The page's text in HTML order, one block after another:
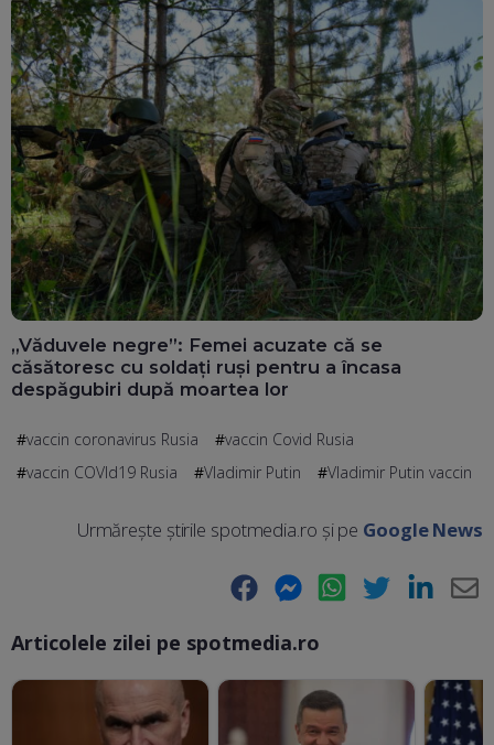
„Văduvele negre”: Femei acuzate că se
căsătoresc cu soldați ruși pentru a încasa
despăgubiri după moartea lor
vaccin coronavirus Rusia
vaccin Covid Rusia
vaccin COVId19 Rusia
Vladimir Putin Vladimir Putin vaccin
Urmărește știrile spotmedia.ro și pe Google News
Facebook Messenger WhatsApp Twitter LinkedIn
Articolele zilei pe spotmedia.ro